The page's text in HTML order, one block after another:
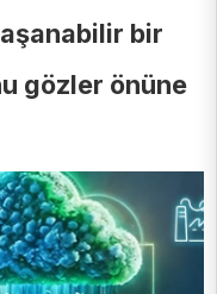
bir
gözler önüne